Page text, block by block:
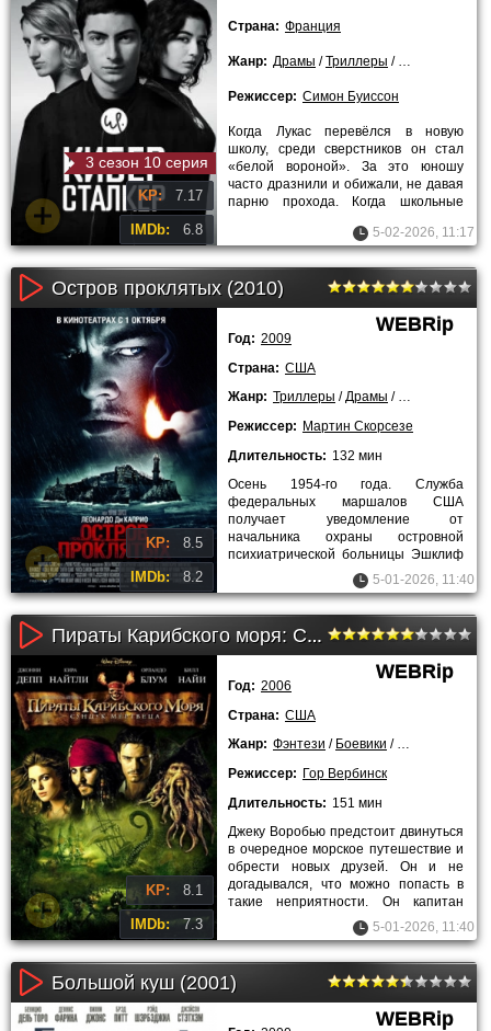
3 сезон 10 серия
KP: 7.17
IMDb: 6.8
Страна: Франция
Жанр: Драмы /Триллеры / Зарубежные
Режиссер: Симон Буиссон
Когда Лукас перевёлся в новую
школу, среди сверстников он стал
«белой вороной». За это юношу
часто дразнили и обижали, не давая
парню прохода. Когда школьные
5-02-2026, 11:17
Остров проклятых (2010)
KP: 8.5
IMDb: 8.2
WEBRip
Год: 2009
Страна: США
Жанр: Триллеры /Драмы / Детективы
Режиссер: Мартин Скорсезе
Длительность: 132 мин
Осень 1954-го года. Служба
федеральных маршалов США
получает уведомление от
начальника охраны островной
психиатрической больницы Эшклиф
о пропаже пациентки Рейчел
Солано. Она - вдова
5-01-2026, 11:40
Пираты Карибского моря: Сундук мертвеца (2006)
KP: 8.1
IMDb: 7.3
WEBRip
Год: 2006
Страна: США
Жанр: Фэнтези / Боевики / Приключения
Режиссер: Гор Вербинск
Длительность: 151 мин
Джеку Воробью предстоит двинуться
в очередное морское путешествие и
обрести новых друзей. Он и не
догадывался, что можно попасть в
такие неприятности. Он капитан
великолепного пиратского5-01-2026, 11:40
Большой куш (2001)
WEBRip